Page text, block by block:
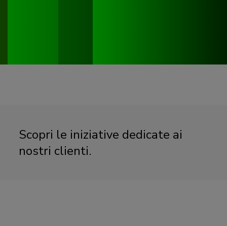
Scopri le iniziative dedicate ai
nostri clienti.